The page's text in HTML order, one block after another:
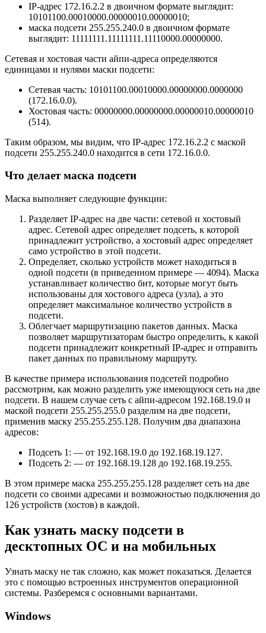
IP-адрес 172.16.2.2 в двоичном формате выглядит:
10101100.00010000.00000010.00000010;
маска подсети 255.255.240.0 в двоичном формате
выглядит: 11111111.11111111.11110000.00000000.
Сетевая и хостовая части айпи-адреса определяются
единицами и нулями маски подсети:
Сетевая часть: 10101100.00010000.00000000.0000000
(172.16.0.0).
Хостовая часть: 00000000.00000000.00000010.00000010
(514).
Таким образом, мы видим, что IP-адрес 172.16.2.2 с маской
подсети 255.255.240.0 находится в сети 172.16.0.0.
Что делает маска подсети
Маска выполняет следующие функции:
Разделяет IP-адрес на две части: сетевой и хостовый
адрес. Сетевой адрес определяет подсеть, к которой
принадлежит устройство, а хостовый адрес определяет
само устройство в этой подсети.
Определяет, сколько устройств может находиться в
одной подсети (в приведенном примере — 4094). Маска
устанавливает количество бит, которые могут быть
использованы для хостового адреса (узла), а это
определяет максимальное количество устройств в
подсети.
Облегчает маршрутизацию пакетов данных. Маска
позволяет маршрутизаторам быстро определить, к какой
подсети принадлежит конкретный IP-адрес и отправить
пакет данных по правильному маршруту.
В качестве примера использования подсетей подробно
рассмотрим, как можно разделить уже имеющуюся сеть на две
подсети. В нашем случае сеть с айпи-адресом 192.168.19.0 и
маской подсети 255.255.255.0 разделим на две подсети,
применив маску 255.255.255.128. Получим два диапазона
адресов:
Подсеть 1: — от 192.168.19.0 до 192.168.19.127.
Подсеть 2: — от 192.168.19.128 до 192.168.19.255.
В этом примере маска 255.255.255.128 разделяет сеть на две
подсети со своими адресами и возможностью подключения до
126 устройств (хостов) в каждой.
Как узнать маску подсети в
десктопных ОС и на мобильных
Узнать маску не так сложно, как может показаться. Делается
это с помощью встроенных инструментов операционной
системы. Разберемся с основными вариантами.
Windows